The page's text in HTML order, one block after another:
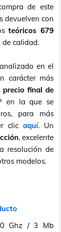
de este
devuelven con
teóricos 679
de calidad.
en el
carácter más
precio final de
en la que se
para más
clicaquí. Un
, excelente
resolución de
modelos.
Ghz / 3 Mb